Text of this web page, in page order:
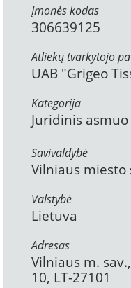
Įmonės kodas
306639125
Atliekų tvarkytojo
UAB "Grigeo
Kategorija
Juridinis asmuo
Savivaldybė
Vilniaus miesto
Valstybė
Lietuva
Adresas
Vilniaus m.
10, LT-27101